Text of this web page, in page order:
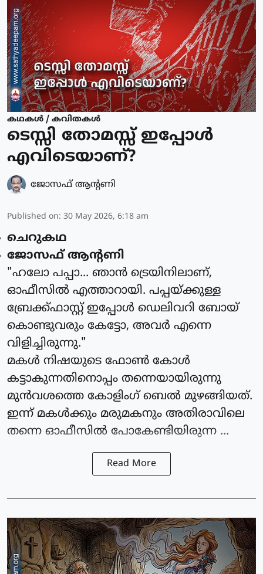
കഥകള്‍ / കവിതകള്‍
ടെസ്സി തോമസ്സ് ഇപ്പോള്‍
എവിടെയാണ്?
ജോസഫ് ആന്റണി
Published on: 30 May 2026, 6:18 am
ചെറുകഥ
ജോസഫ് ആന്റണി
"ഹലോ പപ്പാ... ഞാൻ ട്രെയിനിലാണ്,
ഓഫീസിൽ എത്താറായി. പപ്പയ്ക്കുള്ള
ബ്രേക്ക്ഫാസ്റ്റ് ഇപ്പോൾ ഡെലിവറി ബോയ്
കൊണ്ടുവരും കേട്ടോ, അവർ എന്നെ
വിളിച്ചിരുന്നു."
മകൾ നിഷയുടെ ഫോൺ കോൾ
കട്ടാകുന്നതിനൊപ്പം തന്നെയായിരുന്നു
മുൻവശത്തെ കോളിംഗ് ബെൽ മുഴങ്ങിയത്.
ഇന്ന് മകൾക്കും മരുമകനും അതിരാവിലെ
തന്നെ ഓഫീസിൽ പോകേണ്ടിയിരുന്ന ...
Read More